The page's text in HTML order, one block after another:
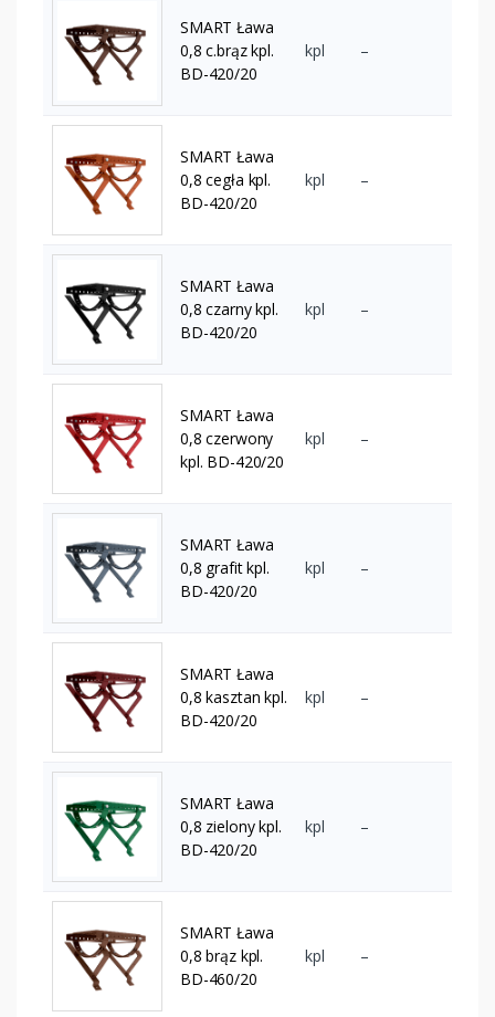
SMART Ława
0,8 c.brąz kpl.
BD-420/20
kpl –
SMART Ława
0,8 cegła kpl.
BD-420/20
kpl –
SMART Ława
0,8 czarny kpl.
BD-420/20
kpl –
SMART Ława
0,8 czerwony
kpl. BD-420/20
kpl –
SMART Ława
0,8 grafit kpl.
BD-420/20
kpl –
SMART Ława
0,8 kasztan kpl.
BD-420/20
kpl –
SMART Ława
0,8 zielony kpl.
BD-420/20
kpl –
SMART Ława
0,8 brąz kpl.
BD-460/20
kpl –